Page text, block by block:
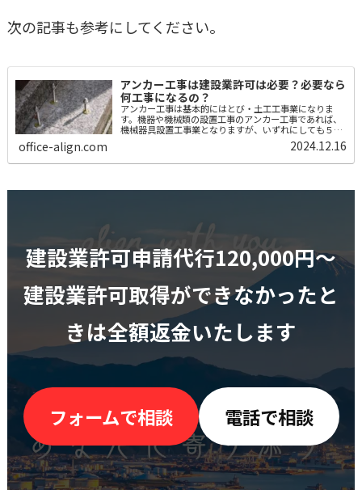
次の記事も参考にしてください。
アンカー工事は建設業許可は必要？必要なら
何工事になるの？
アンカー工事は基本的にはとび・土工工事業になりま
す。機器や機械類の設置工事のアンカー工事であれば、
機械器具設置工事業となりますが、いずれにしても５０
０万円（消費税込み）の受注の場合には建設業許可が必
要になります。アンカー工事が建設工事の一部...
office-align.com 2024.12.16
建設業許可申請代行120,000円〜
建設業許可取得ができなかったと
きは全額返金いたします
フォームで相談 電話で相談